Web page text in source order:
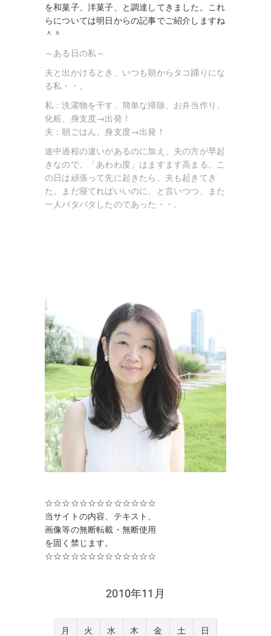
を和菓子、洋菓子、と調達してきました。これ
らについては明日からの記事でご紹介しますね
＾＾
～ある日の私～
夫と出かけるとき、いつも朝からタコ踊りにな
る私・・。
私：洗濯物を干す、簡単な掃除、お弁当作り、
化粧、身支度→出発！
夫：朝ごはん、身支度→出発！
途中過程の違いがあるのに加え、夫の方が早起
きなので、「あわわ度」はますます高まる。こ
の日は頑張って先に起きたら、夫も起きてき
た。まだ寝てればいいのに、と言いつつ、また
一人バタバタしたのであった・・。
☆☆☆☆☆☆☆☆☆☆☆☆☆
当サイトの内容、テキスト、
画像等の無断転載・無断使用
を固く禁じます。
☆☆☆☆☆☆☆☆☆☆☆☆☆
2010年11月
月 火 水 木 金 土 日